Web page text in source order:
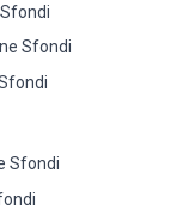
Sfondi
Sfondi